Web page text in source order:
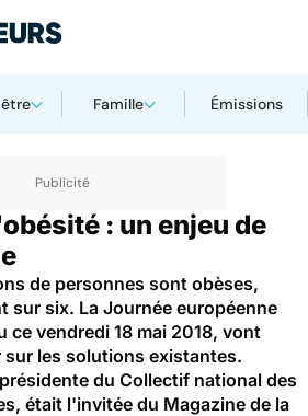
Famille Émissions
Poids, obésité
: un enjeu de
de personnes sont obèses,
sur six. La Journée européenne
ce vendredi 18 mai 2018, vont
les solutions existantes.
du Collectif national des
était l'invitée du Magazine de la